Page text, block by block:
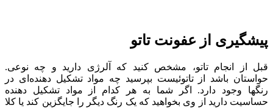
پیشگیری از عفونت تاتو
قبل از انجام تاتو، مشخص کنید که آلرژی دارید و چه نوعی.
حواستان باشد از تاتوئیست بپرسید چه مواد تشکیل دهنده‌ای در
رنگها وجود دارد. اگر شما به هر کدام از مواد تشکیل دهنده
حساسیت دارید از وی بخواهید که یک رنگ دیگر را جایگزین کند یا کلا